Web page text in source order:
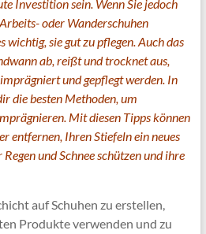
Investition sein. Wenn Sie jedoch
oder Wanderschuhen
wichtig, sie gut zu pflegen. Auch das
ab, reißt und trocknet aus,
und gepflegt werden. In
die besten Methoden, um
Mit diesen Tipps können
entfernen, Ihren Stiefeln ein neues
und Schnee schützen und ihre
auf Schuhen zu erstellen,
Produkte verwenden und zu